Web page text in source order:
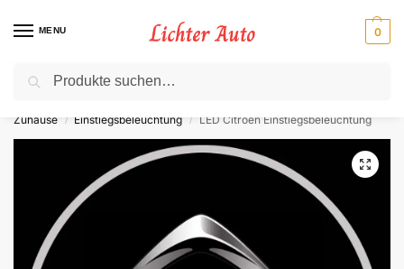
MENU 0
⚡ 10 % Rabatt für Neukunden. Code: NC10
Zuhause / Einstiegsbeleuchtung / LED Citroen Einstiegsbeleuchtung